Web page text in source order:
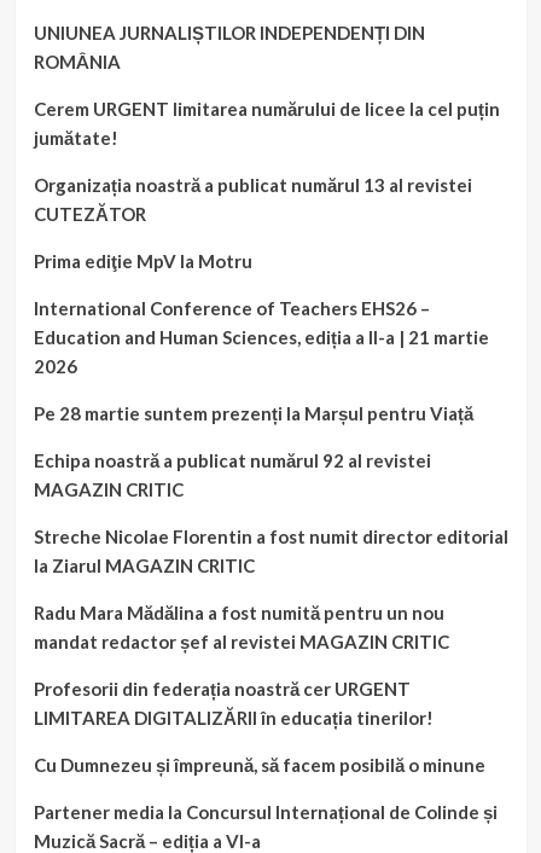
și
respectiv
de
ani
pentru
UNIUNEA JURNALIȘTILOR INDEPENDENȚI DIN
ROMÂNIA
Cerem URGENT limitarea numărului de licee la cel puțin
jumătate!
Organizația noastră a publicat numărul 13 al revistei
CUTEZĂTOR
Prima ediţie MpV la Motru
International Conference of Teachers EHS26 –
Education and Human Sciences, ediția a II-a | 21 martie
2026
Pe 28 martie suntem prezenți la Marșul pentru Viață
Echipa noastră a publicat numărul 92 al revistei
MAGAZIN CRITIC
Streche Nicolae Florentin a fost numit director editorial
la Ziarul MAGAZIN CRITIC
Radu Mara Mădălina a fost numită pentru un nou
mandat redactor șef al revistei MAGAZIN CRITIC
Profesorii din federația noastră cer URGENT
LIMITAREA DIGITALIZĂRII în educația tinerilor!
Cu Dumnezeu și împreună, să facem posibilă o minune
Partener media la Concursul Internațional de Colinde și
Muzică Sacră – ediția a VI-a